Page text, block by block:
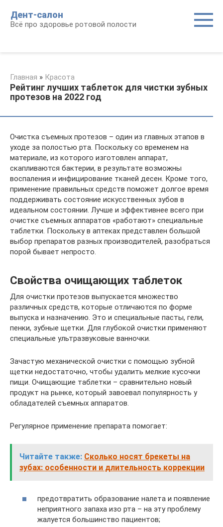
контенту
Дент-салон
Всё про здоровье ротовой полости
Главная » Красота
Рейтинг лучших таблеток для чистки зубных
протезов на 2022 год
Очистка съемных протезов – один из главных этапов в
уходе за полостью рта. Поскольку со временем на
материале, из которого изготовлен аппарат,
скапливаются бактерии, в результате возможны
воспаления и инфицирование тканей десен. Кроме того,
применение правильных средств поможет долгое время
поддерживать состояние искусственных зубов в
идеальном состоянии. Лучше и эффективнее всего при
очистке съемных аппаратов «работают» специальные
таблетки. Поскольку в аптеках представлен большой
выбор препаратов разных производителей, разобраться
порой бывает непросто.
Свойства очищающих таблеток
Для очистки протезов выпускается множество
различных средств, которые отличаются по форме
выпуска и назначению. Это и специальные пасты, гели,
пенки, зубные щетки. Для глубокой очистки применяют
специальные ультразвуковые ванночки.
Зачастую механической очистки с помощью зубной
щетки недостаточно, чтобы удалить мелкие кусочки
пищи. Очищающие таблетки – сравнительно новый
продукт на рынке, который завоевал популярность у
обладателей съемных аппаратов.
Регулярное применение препарата помогает:
Читайте также: Сколько носят брекеты на
зубах: особенности и длительность коррекции
предотвратить образование налета и появление
неприятного запаха изо рта – на эту проблему
жалуется большинство пациентов;